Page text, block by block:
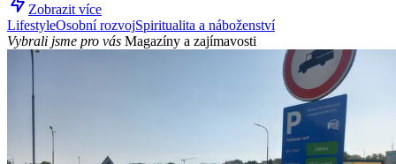
Zobrazit více
LifestyleOsobní rozvojSpiritualita a náboženství
Vybrali jsme pro vás Magazíny a zajímavosti